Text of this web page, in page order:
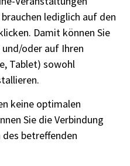
lediglich auf den
Damit können Sie
oder auf Ihren
Tablet) sowohl
keine optimalen
Sie die Verbindung
betreffenden